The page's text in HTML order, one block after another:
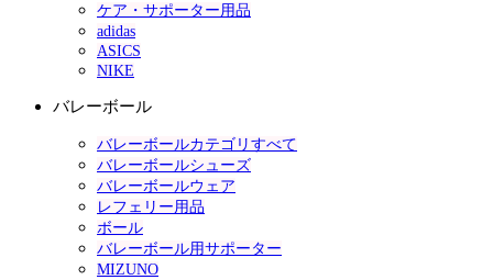
ケア・サポーター用品
adidas
ASICS
NIKE
バレーボール
バレーボールカテゴリすべて
バレーボールシューズ
バレーボールウェア
レフェリー用品
ボール
バレーボール用サポーター
MIZUNO